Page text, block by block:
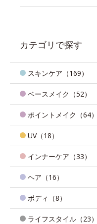
カテゴリで探す
スキンケア（169）
ベースメイク（52）
ポイントメイク（64）
UV（18）
インナーケア（33）
ヘア（16）
ボディ（8）
ライフスタイル（23）